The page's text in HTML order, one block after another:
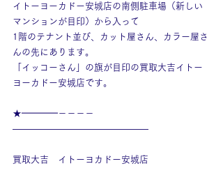
イトーヨーカドー安城店の南側駐車場（新しい
マンションが目印）から入って
1階のテナント並び、カット屋さん、カラー屋さ
んの先にあります。
「イッコーさん」の旗が目印の買取大吉イトー
ヨーカドー安城店です。
★━━━━－－－－
———————————————
買取大吉　イトーヨカドー安城店